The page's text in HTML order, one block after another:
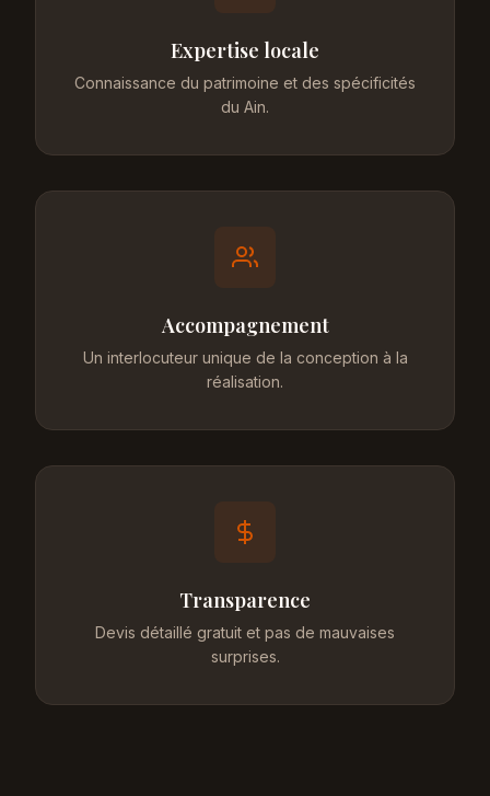
Expertise locale
Connaissance du patrimoine et des spécificités
du Ain.
Accompagnement
Un interlocuteur unique de la conception à la
réalisation.
Transparence
Devis détaillé gratuit et pas de mauvaises
surprises.